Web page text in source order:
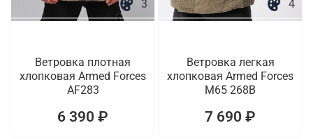
3
Ветровка плотная
хлопковая Armed Forces
AF283
6 390 ₽
4
Ветровка легкая
хлопковая Armed Forces
M65 268B
7 690 ₽